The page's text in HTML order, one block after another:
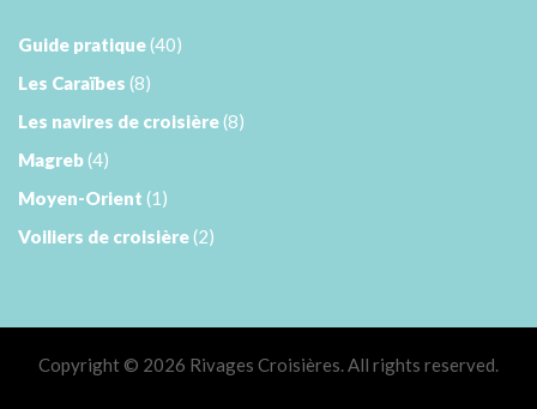
Guide pratique(40)
Les Caraïbes (8)
Les navires de croisière(8)
Magreb(4)
Moyen-Orient (1)
Voiliers de croisière(2)
Copyright © 2026 Rivages Croisières. All rights reserved.